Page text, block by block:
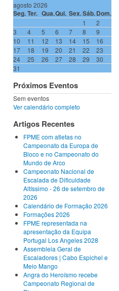
agosto 2026
Seg.Ter. Qua.Qui. Sex.Sáb.Dom.
1
2
3
4 5 6 7 8
9
10
11 12 13 14 15
16
17
18 19 20 21 22
23
24
25 26 27 28 29
30
31
Próximos Eventos
Sem eventos
Ver calendário completo
Artigos Recentes
FPME com atletas no
Campeonato da Europa de
Bloco e no Campeonato do
Mundo de Arco
Campeonato Nacional de
Escalada de Dificuldade
Altíssimo - 26 de setembro de
2026
Calendário de Formação 2026
Formações 2026
FPME representada na
apresentação da Equipa
Portugal Los Angeles 2028
Assembleia Geral de
Escaladores | Cabo Espichel e
Meio Mango
Angra do Heroísmo recebe
Campeonato Regional de